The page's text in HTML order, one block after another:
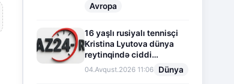
Avropa
16 yaşlı rusiyalı tennisçi
Kristina Lyutova dünya
reytinqində ciddi
irəliləyişə imza atdı
04.Avqust.2026 11:06 Dünya